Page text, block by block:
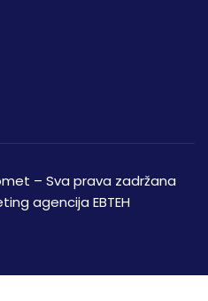
– Sva prava zadržana
agencija EBTEH